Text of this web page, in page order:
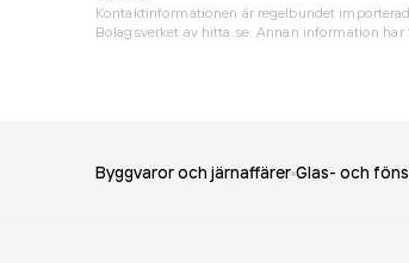
Kontaktinformationen är regelbundet
Bolagsverket av hitta.se. Annan information
Byggvaror och järnaffärer Glas- och